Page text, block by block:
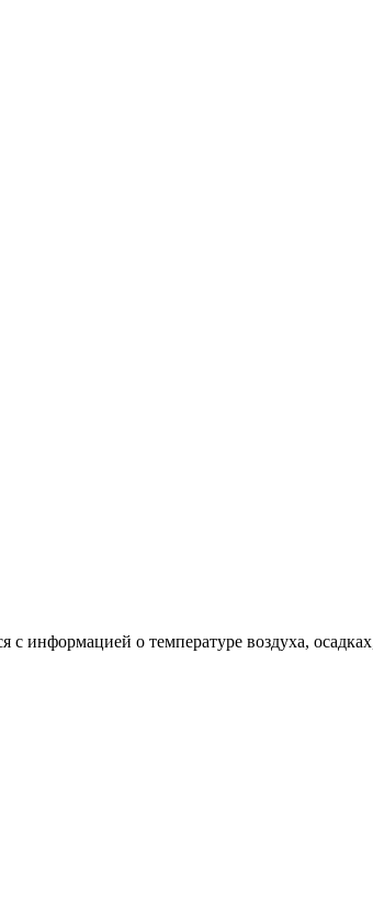
о температуре воздуха,